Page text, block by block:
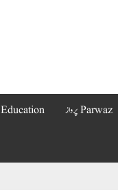
Parwaz پرواز Education تعلیم